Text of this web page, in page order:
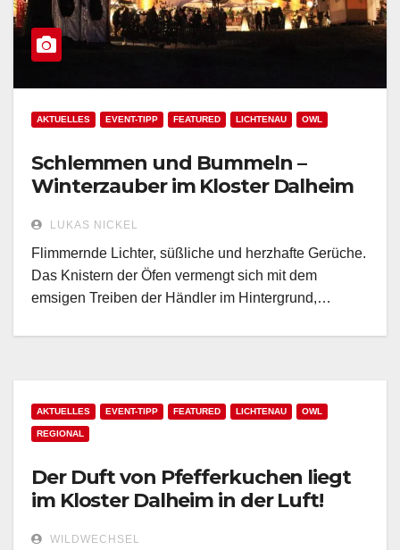
AKTUELLES EVENT-TIPP FEATURED LICHTENAU OWL
Schlemmen und Bummeln –
Winterzauber im Kloster Dalheim
LUKAS NICKEL
Flimmernde Lichter, süßliche und herzhafte Gerüche.
Das Knistern der Öfen vermengt sich mit dem
emsigen Treiben der Händler im Hintergrund,…
AKTUELLES EVENT-TIPP FEATURED LICHTENAU OWL
REGIONAL
Der Duft von Pfefferkuchen liegt
im Kloster Dalheim in der Luft!
WILDWECHSEL